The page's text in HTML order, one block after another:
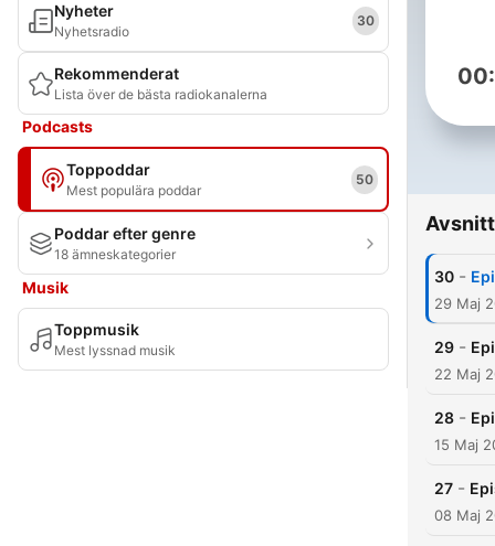
Nyheter
Nyhetsradio
30
Rekommenderat
Lista över de bästa radiokanalerna
Podcasts
Toppoddar
Mest populära poddar
50
Poddar efter genre
18 ämneskategorier
Musik
Toppmusik
Mest lyssnad musik
Avsnitt
30 -
29 Maj
29 -
22 Maj
28 -
15 Maj
27 -
08 Maj